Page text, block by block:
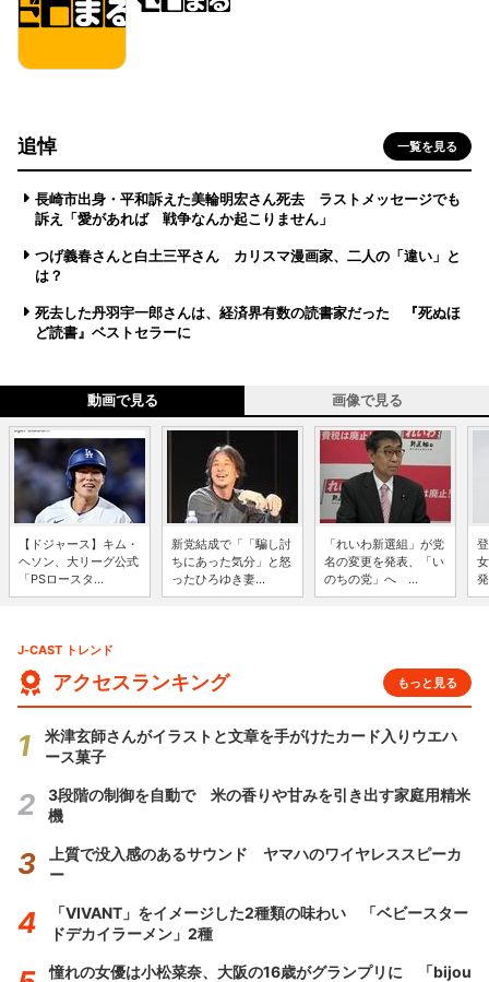
追悼 一覧を見る
長崎市出身・平和訴えた美輪明宏さん死去 ラストメッセージでも
訴え「愛があれば 戦争なんか起こりません」
つげ義春さんと白土三平さん カリスマ漫画家、二人の「違い」と
は？
死去した丹羽宇一郎さんは、経済界有数の読書家だった 『死ぬほ
ど読書』ベストセラーに
動画で見る 画像で見る
【ドジャース】キム・
ヘソン、大リーグ公式
「PSロースタ...
新党結成で「「騙し討
ちにあった気分」と怒
ったひろゆき妻...
「れいわ新選組」が党
名の変更を発表、「い
のちの党」へ ...
J-CAST トレンド
アクセスランキング もっと見る
米津玄師さんがイラストと文章を手がけたカード入りウエハ
ース菓子
3段階の制御を自動で 米の香りや甘みを引き出す家庭用精米
機
上質で没入感のあるサウンド ヤマハのワイヤレススピーカ
ー
「VIVANT」をイメージした2種類の味わい 「ベビースター
ドデカイラーメン」2種
憧れの女優は小松菜奈、大阪の16歳がグランプリに 「bijou